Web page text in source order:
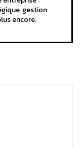
gestion
encore.